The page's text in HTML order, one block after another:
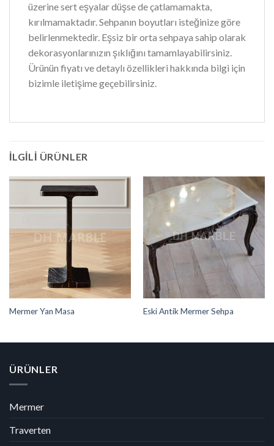
üzerine sert eşyalar düşse de çatlamamakta,
kırılmamaktadır. Sehpanın boyutları isteğinize göre
belirlenmektedir. Eşsiz bir orta sehpaya sahip olarak
dekorasyonlarınızın şıklığını tamamlayabilirsiniz.
Ürünün fiyatı ve detaylı özellikleri hakkında bilgi için
bizimle iletişime geçebilirsiniz.
İLGILI ÜRÜNLER
Mermer Yan Masa Eski Antik Mermer Sehpa
ÜRÜNLER
Mermer
Traverten